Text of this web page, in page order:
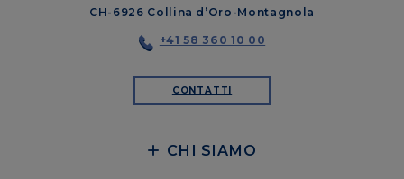
CH-6926 Collina d’Oro-Montagnola
+41 58 360 10 00
CONTATTI
CHI SIAMO